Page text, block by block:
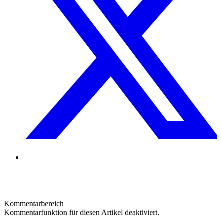
Kommentarbereich
Kommentarfunktion für diesen Artikel deaktiviert.